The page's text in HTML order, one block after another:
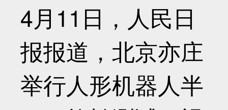
4月11日，人民日
报报道，北京亦庄
举行人形机器人半